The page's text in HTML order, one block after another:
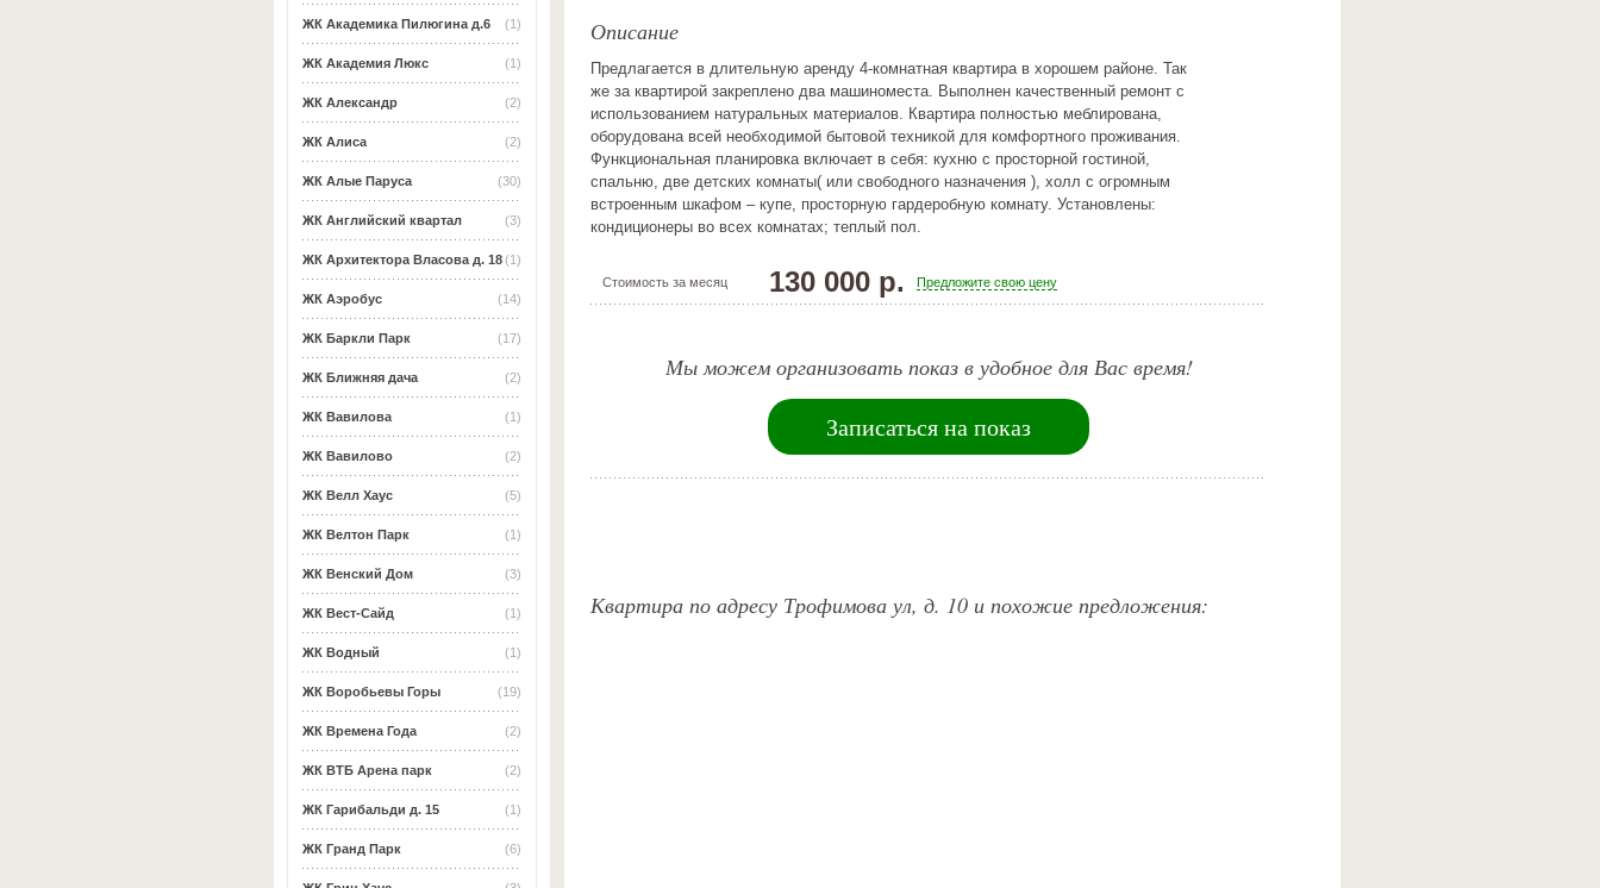
(1)
ЖК Академика Пилюгина д.6
(1)
ЖК Академия Люкс
(2)
ЖК Александр
(2)
ЖК Алиса
(30)
ЖК Алые Паруса
(3)
ЖК Английский квартал
(1)
ЖК Архитектора Власова д. 18
(14)
ЖК Аэробус
(17)
ЖК Баркли Парк
(2)
ЖК Ближняя дача
(1)
ЖК Вавилова
(2)
ЖК Вавилово
(5)
ЖК Велл Хаус
(1)
ЖК Велтон Парк
(3)
ЖК Венский Дом
(1)
ЖК Вест-Сайд
(1)
ЖК Водный
(19)
ЖК Воробьевы Горы
(2)
ЖК Времена Года
(2)
ЖК ВТБ Арена парк
(1)
ЖК Гарибальди д. 15
(6)
ЖК Гранд Парк
Описание
Предлагается в длительную аренду 4-комнатная квартира в хорошем районе. Так
же за квартирой закреплено два машиноместа. Выполнен качественный ремонт с
использованием натуральных материалов. Квартира полностью меблирована,
оборудована всей необходимой бытовой техникой для комфортного проживания.
Функциональная планировка включает в себя: кухню с просторной гостиной,
спальню, две детских комнаты( или свободного назначения ), холл с огромным
встроенным шкафом – купе, просторную гардеробную комнату. Установлены:
кондиционеры во всех комнатах; теплый пол.
Стоимость за месяц 130 000 р. Предложите свою цену
Мы можем организовать показ в удобное для Вас время!
Записаться на показ
Квартира по адресу Трофимова ул, д. 10 и похожие предложения: